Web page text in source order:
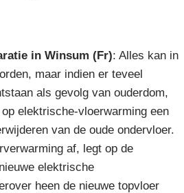
in Winsum (Fr): Alles kan in
maar indien er teveel
als gevolg van ouderdom,
elektrische-vloerwarming een
van de oude ondervloer.
af, legt op de
elektrische
heen de nieuwe topvloer